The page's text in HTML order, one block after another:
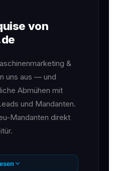
von
&
uns aus — und
Abmühen mit
und Mandanten.
Mandanten direkt